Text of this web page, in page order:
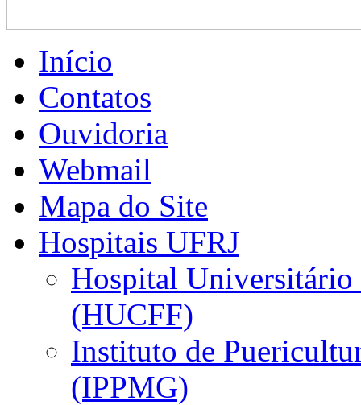
Início
Contatos
Ouvidoria
Webmail
Mapa do Site
Hospitais UFRJ
Hospital
(HUCFF)
Instituto de
(IPPMG)